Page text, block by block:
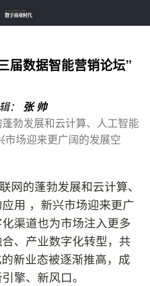
届数据智能营销论坛”
： 张 帅
勃发展和云计算、人工智能
市场迎来更广阔的发展空
网的蓬勃发展和云计算、
用 ，新兴市场迎来更广
渠道也为市场注入更多
、产业数字化转型，共
新业态被逐渐推高，成
擎、新风口。